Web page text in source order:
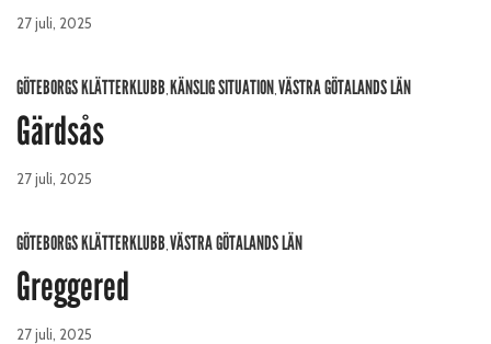
27 juli, 2025
GÖTEBORGS KLÄTTERKLUBB,KÄNSLIG SITUATION,VÄSTRA GÖTALANDS LÄN
Gärdsås
27 juli, 2025
GÖTEBORGS KLÄTTERKLUBB,VÄSTRA GÖTALANDS LÄN
Greggered
27 juli, 2025